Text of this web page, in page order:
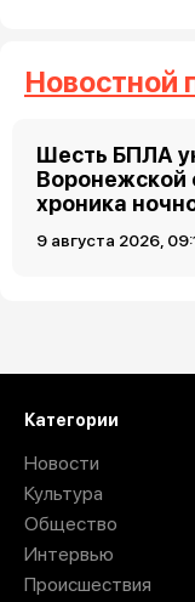
Новостной
Шесть БПЛА
Воронежской
хроника
9 августа 2026,
Категории
Новости
Культура
Общество
Интервью
Происшествия